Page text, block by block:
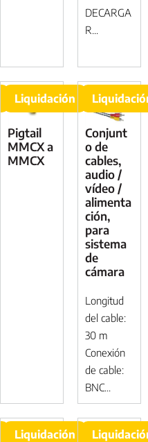
DECARGA
R...
Pigtail
MMCX a
MMCX
Liquidación
Conjunt
o de
cables,
audio /
vídeo /
alimenta
ción,
para
sistema
de
cámara
Longitud
del cable:
30 m
Conexión
de cable:
BNC...
Liquidación